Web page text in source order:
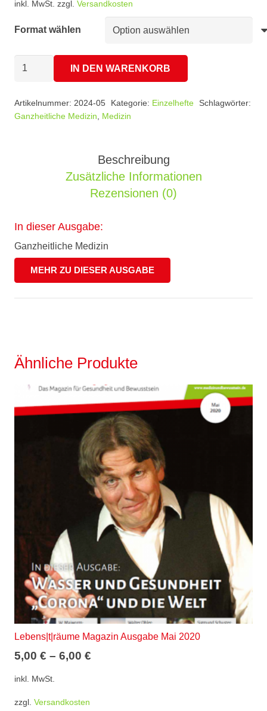
inkl. MwSt. zzgl. Versandkosten
Format wählen
Lebens|t|räume
Mai
IN DEN WARENKORB
Artikelnummer: 2024-05 Kategorie: Einzelhefte
Schlagwörter:
Ganzheitliche Medizin
Medizin
Beschreibung
Zusätzliche Informationen
Rezensionen (0)
In dieser Ausgabe:
Ganzheitliche Medizin
MEHR ZU DIESER AUSGABE
Ähnliche Produkte
Lebens|t|räume Magazin Ausgabe Mai 2020
5,00 € – 6,00 €
inkl. MwSt.
zzgl. Versandkosten